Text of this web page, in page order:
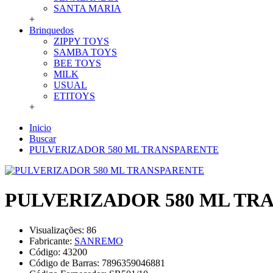
SANTA MARIA
+
Brinquedos
ZIPPY TOYS
SAMBA TOYS
BEE TOYS
MILK
USUAL
ETITOYS
+
Inicio
Buscar
PULVERIZADOR 580 ML TRANSPARENTE
PULVERIZADOR 580 ML
Visualizações: 86
Fabricante: SANREMO
Código: 43200
Código de Barras: 7896359046881